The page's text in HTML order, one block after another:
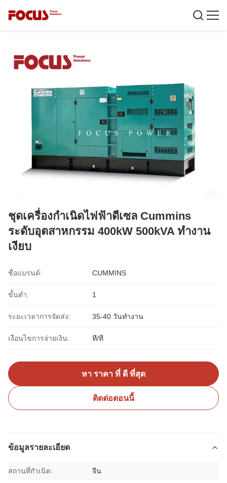
ชุดเครื่องกำเนิดไฟฟ้าดีเซล Cummins
ระดับอุตสาหกรรม 400kW 500kVA ทำงาน
เงียบ
ชื่อแบรนด์: CUMMINS
ขั้นต่ำ: 1
ระยะเวลาการจัดส่ง: 35-40 วันทำงาน
เงื่อนไขการจ่ายเงิน: ที/ที
หา ราคา ที่ ดี ที่สุด
ติดต่อตอนนี้
ข้อมูลรายละเอียด
สถานที่กำเนิด: จีน